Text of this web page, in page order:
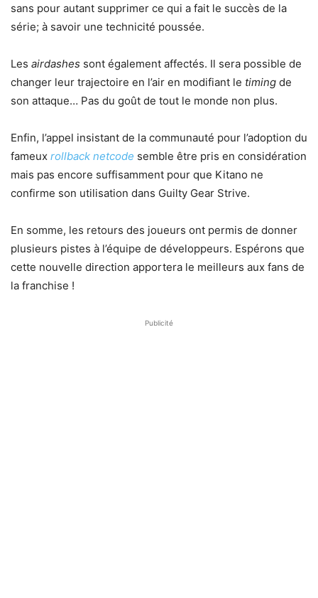
sans pour autant supprimer ce qui a fait le succès de la
série; à savoir une technicité poussée.
Les airdashes sont également affectés. Il sera possible de
changer leur trajectoire en l’air en modifiant le timing de
son attaque… Pas du goût de tout le monde non plus.
Enfin, l’appel insistant de la communauté pour l’adoption du
fameux rollback netcode semble être pris en considération
mais pas encore suffisamment pour que Kitano ne
confirme son utilisation dans Guilty Gear Strive.
En somme, les retours des joueurs ont permis de donner
plusieurs pistes à l’équipe de développeurs. Espérons que
cette nouvelle direction apportera le meilleurs aux fans de
la franchise !
Publicité